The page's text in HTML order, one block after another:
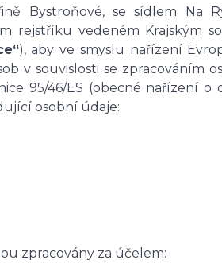
Bystroňové, se sídlem Na
rejstříku vedeném Krajským
), aby ve smyslu nařízení
v souvislosti se zpracováním
95/46/ES (obecné nařízení o
osobní údaje:
zpracovány za účelem: